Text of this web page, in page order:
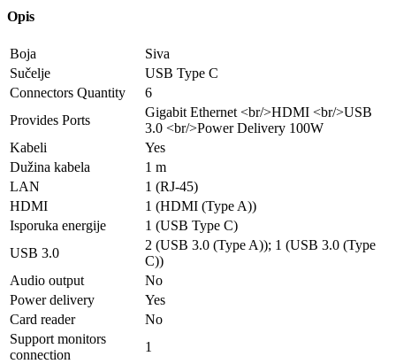
Opis
Boja
Siva
Sučelje
USB Type C
Connectors Quantity
6
Provides Ports
Gigabit Ethernet <br/>HDMI <br/>USB
3.0 <br/>Power Delivery 100W
Kabeli
Yes
Dužina kabela
1 m
LAN
1 (RJ-45)
HDMI
1 (HDMI (Type A))
Isporuka energije
1 (USB Type C)
USB 3.0
2 (USB 3.0 (Type A)); 1 (USB 3.0 (Type
C))
Audio output
No
Power delivery
Yes
Card reader
No
Support monitors
connection
1